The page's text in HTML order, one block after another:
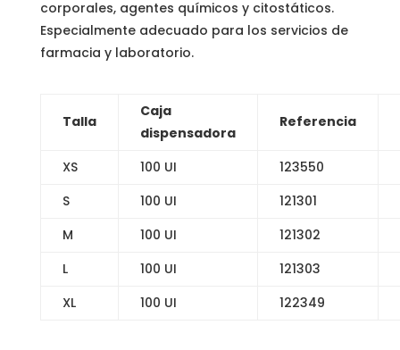
corporales, agentes químicos y citostáticos.
Especialmente adecuado para los servicios de
farmacia y laboratorio.
Talla
Caja
dispensadora
Referencia
XS 100 UI 123550
S
100 UI 121301
M
100 UI 121302
L
100 UI 121303
XL
100 UI 122349